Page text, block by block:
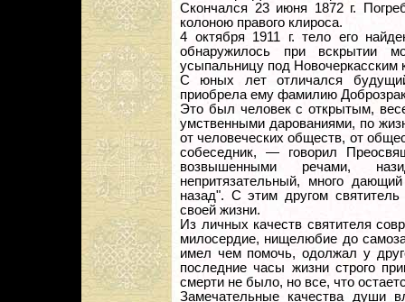
Скончался 23 июня 1872 г.
колоною правого клироса.
4 октября 1911 г. тело его
обнаружилось при вскрытии
усыпальницу под
С юных лет отличался
приобрела ему фамилию
Это был человек с открытым,
умственными дарованиями, по
от человеческих обществ, от
собеседник, — говорил
возвышенными речами,
непритязательный, много
назад". С этим другом
своей жизни.
Из личных качеств святителя
милосердие, нищелюбие до
имел чем помочь, одолжал у
последние часы жизни строго
смерти не было, но все, что
Замечательные качества души